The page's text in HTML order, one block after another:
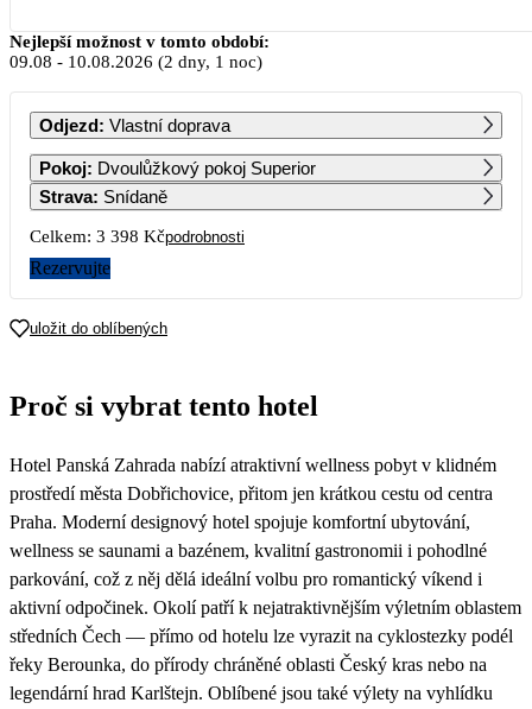
Srpen 2026
PO ÚT ST ČT PÁ SO NE
1 2
3 4 5 6 7 8 9
10
1 939 1 699 1 699 1 699 1 819 1 819 1 699
17 18
24
1 699
25 26 27
31
1 699
Nejlepší možnost v tomto období:
09.08 - 10.08.2026 (2 dny, 1 noc)
Odjezd: Vlastní doprava
Pokoj: Dvoulůžkový pokoj Superior
Strava: Snídaně
Celkem: 3 398 Kčpodrobnosti
Rezervujte
uložit do oblíbených
Proč si vybrat tento hotel
Hotel Panská Zahrada nabízí atraktivní wellness pobyt v klidném
prostředí města Dobřichovice, přitom jen krátkou cestu od centra
Praha. Moderní designový hotel spojuje komfortní ubytování,
wellness se saunami a bazénem, kvalitní gastronomii i pohodlné
parkování, což z něj dělá ideální volbu pro romantický víkend i
aktivní odpočinek. Okolí patří k nejatraktivnějším výletním oblastem
středních Čech — přímo od hotelu lze vyrazit na cyklostezky podél
řeky Berounka, do přírody chráněné oblasti Český kras nebo na
legendární hrad Karlštejn. Oblíbené jsou také výlety na vyhlídku